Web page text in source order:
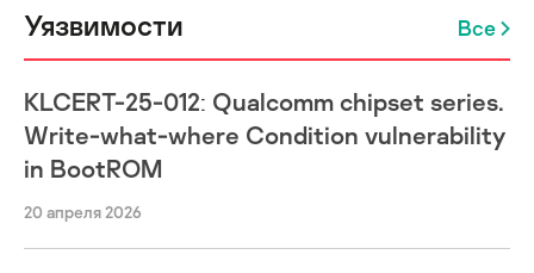
Уязвимости Все
KLCERT-25-012: Qualcomm chipset series.
Write-what-where Condition vulnerability
in BootROM
20 апреля 2026